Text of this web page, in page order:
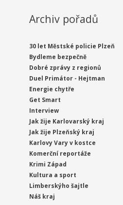
Archiv pořadů
30 let Městské policie Plzeň
Bydleme bezpečně
Dobré zprávy z regionů
Duel Primátor - Hejtman
Energie chytře
Get Smart
Interview
Jak žije Karlovarský kraj
Jak žije Plzeňský kraj
Karlovy Vary v kostce
Komerční reportáže
Krimi Západ
Kultura a sport
Limberskýho šajtle
Náš kraj